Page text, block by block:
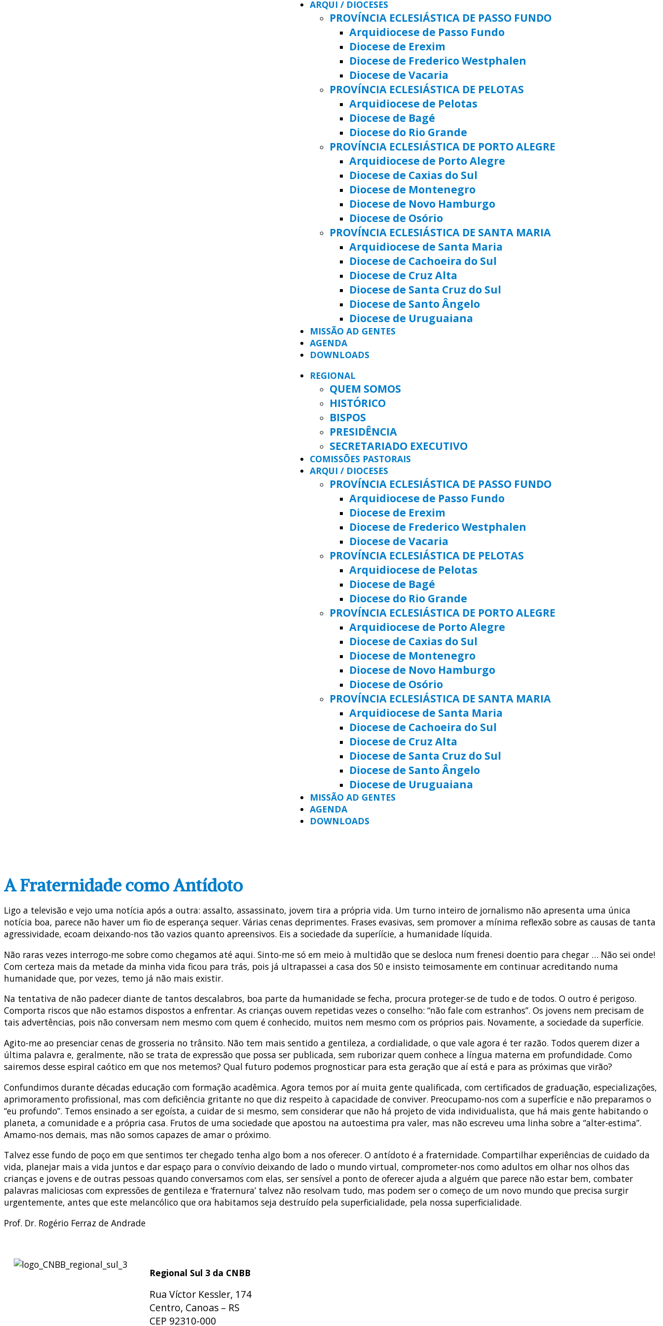
ARQUI / DIOCESES
PROVÍNCIA ECLESIÁSTICA DE PASSO FUNDO
Arquidiocese de Passo Fundo
Diocese de Erexim
Diocese de Frederico Westphalen
Diocese de Vacaria
PROVÍNCIA ECLESIÁSTICA DE PELOTAS
Arquidiocese de Pelotas
Diocese de Bagé
Diocese do Rio Grande
PROVÍNCIA ECLESIÁSTICA DE PORTO ALEGRE
Arquidiocese de Porto Alegre
Diocese de Caxias do Sul
Diocese de Montenegro
Diocese de Novo Hamburgo
Diocese de Osório
PROVÍNCIA ECLESIÁSTICA DE SANTA MARIA
Arquidiocese de Santa Maria
Diocese de Cachoeira do Sul
Diocese de Cruz Alta
Diocese de Santa Cruz do Sul
Diocese de Santo Ângelo
Diocese de Uruguaiana
MISSÃO AD GENTES
AGENDA
DOWNLOADS
REGIONAL
QUEM SOMOS
HISTÓRICO
BISPOS
PRESIDÊNCIA
SECRETARIADO EXECUTIVO
COMISSÕES PASTORAIS
ARQUI / DIOCESES
PROVÍNCIA ECLESIÁSTICA DE PASSO FUNDO
Arquidiocese de Passo Fundo
Diocese de Erexim
Diocese de Frederico Westphalen
Diocese de Vacaria
PROVÍNCIA ECLESIÁSTICA DE PELOTAS
Arquidiocese de Pelotas
Diocese de Bagé
Diocese do Rio Grande
PROVÍNCIA ECLESIÁSTICA DE PORTO ALEGRE
Arquidiocese de Porto Alegre
Diocese de Caxias do Sul
Diocese de Montenegro
Diocese de Novo Hamburgo
Diocese de Osório
PROVÍNCIA ECLESIÁSTICA DE SANTA MARIA
Arquidiocese de Santa Maria
Diocese de Cachoeira do Sul
Diocese de Cruz Alta
Diocese de Santa Cruz do Sul
Diocese de Santo Ângelo
Diocese de Uruguaiana
MISSÃO AD GENTES
AGENDA
DOWNLOADS
A Fraternidade como Antídoto
Ligo a televisão e vejo uma notícia após a outra: assalto, assassinato, jovem tira a própria vida. Um turno inteiro de jornalismo não apresenta uma única
notícia boa, parece não haver um fio de esperança sequer. Várias cenas deprimentes. Frases evasivas, sem promover a mínima reflexão sobre as causas de tanta
agressividade, ecoam deixando-nos tão vazios quanto apreensivos. Eis a sociedade da superíície, a humanidade líquida.
Não raras vezes interrogo-me sobre como chegamos até aqui. Sinto-me só em meio à multidão que se desloca num frenesi doentio para chegar … Não sei onde!
Com certeza mais da metade da minha vida ficou para trás, pois já ultrapassei a casa dos 50 e insisto teimosamente em continuar acreditando numa
humanidade que, por vezes, temo já não mais existir.
Na tentativa de não padecer diante de tantos descalabros, boa parte da humanidade se fecha, procura proteger-se de tudo e de todos. O outro é perigoso.
Comporta riscos que não estamos dispostos a enfrentar. As crianças ouvem repetidas vezes o conselho: “não fale com estranhos”. Os jovens nem precisam de
tais advertências, pois não conversam nem mesmo com quem é conhecido, muitos nem mesmo com os próprios pais. Novamente, a sociedade da superfície.
Agito-me ao presenciar cenas de grosseria no trânsito. Não tem mais sentido a gentileza, a cordialidade, o que vale agora é ter razão. Todos querem dizer a
última palavra e, geralmente, não se trata de expressão que possa ser publicada, sem ruborizar quem conhece a língua materna em profundidade. Como
sairemos desse espiral caótico em que nos metemos? Qual futuro podemos prognosticar para esta geração que aí está e para as próximas que virão?
Confundimos durante décadas educação com formação acadêmica. Agora temos por aí muita gente qualificada, com certificados de graduação, especializações,
aprimoramento profissional, mas com deficiência gritante no que diz respeito à capacidade de conviver. Preocupamo-nos com a superfície e não preparamos o
“eu profundo”. Temos ensinado a ser egoísta, a cuidar de si mesmo, sem considerar que não há projeto de vida individualista, que há mais gente habitando o
planeta, a comunidade e a própria casa. Frutos de uma sociedade que apostou na autoestima pra valer, mas não escreveu uma linha sobre a “alter-estima”.
Amamo-nos demais, mas não somos capazes de amar o próximo.
Talvez esse fundo de poço em que sentimos ter chegado tenha algo bom a nos oferecer. O antídoto é a fraternidade. Compartilhar experiências de cuidado da
vida, planejar mais a vida juntos e dar espaço para o convívio deixando de lado o mundo virtual, comprometer-nos como adultos em olhar nos olhos das
crianças e jovens e de outras pessoas quando conversamos com elas, ser sensível a ponto de oferecer ajuda a alguém que parece não estar bem, combater
palavras maliciosas com expressões de gentileza e ‘fraternura’ talvez não resolvam tudo, mas podem ser o começo de um novo mundo que precisa surgir
urgentemente, antes que este melancólico que ora habitamos seja destruído pela superficialidade, pela nossa superficialidade.
Prof. Dr. Rogério Ferraz de Andrade
Regional Sul 3 da CNBB
Rua Víctor Kessler, 174
Centro, Canoas – RS
CEP 92310-000